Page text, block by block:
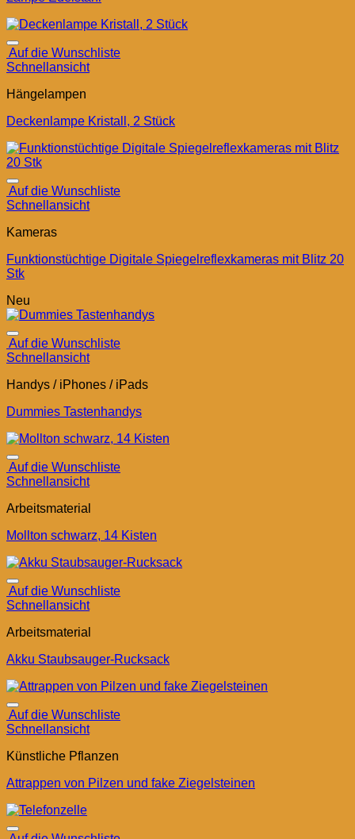
Auf die Wunschliste
Schnellansicht
Hängelampen
Deckenlampe Kristall, 2 Stück
Auf die Wunschliste
Schnellansicht
Kameras
Funktionstüchtige Digitale Spiegelreflexkameras mit Blitz 20
Stk
Neu
Auf die Wunschliste
Schnellansicht
Handys / iPhones / iPads
Dummies Tastenhandys
Auf die Wunschliste
Schnellansicht
Arbeitsmaterial
Mollton schwarz, 14 Kisten
Auf die Wunschliste
Schnellansicht
Arbeitsmaterial
Akku Staubsauger-Rucksack
Auf die Wunschliste
Schnellansicht
Künstliche Pflanzen
Attrappen von Pilzen und fake Ziegelsteinen